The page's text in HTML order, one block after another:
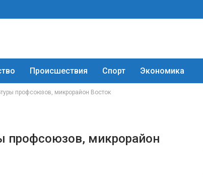
Происшествия Спорт Экономика
профсоюзов, микрорайон Восток
профсоюзов, микрорайон